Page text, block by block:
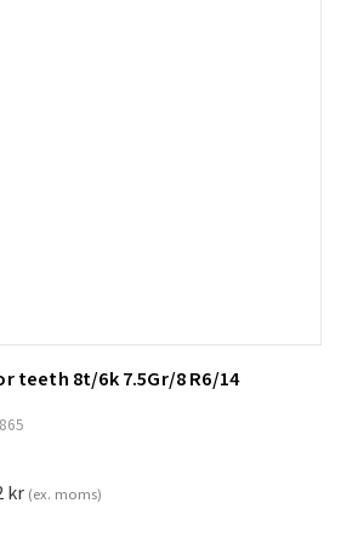
Lägg till i varukorg
teeth 8t/6k 7.5Gr/8 R6/14
kr (ex. moms)